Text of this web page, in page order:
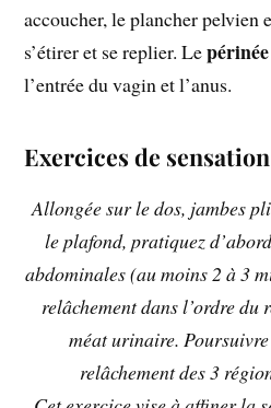
accoucher, le plancher pelvien
s’étirer et se replier. Le
l’entrée du vagin et l’anus.
Exercices de
Allongée sur le dos, jambes
le plafond, pratiquez
abdominales (au moins 2 à 3
relâchement dans l’ordre du
méat urinaire.
relâchement des 3